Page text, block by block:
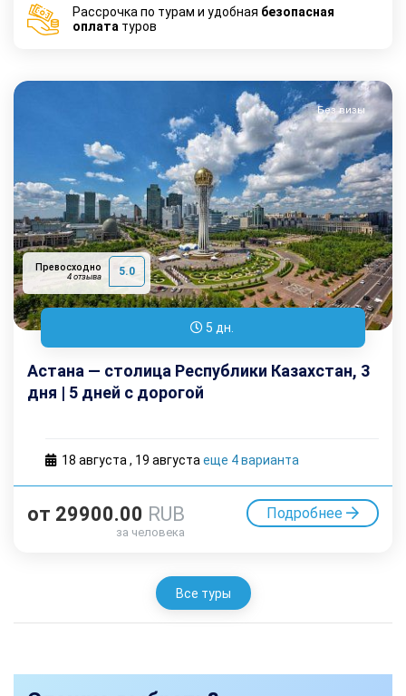
Рассрочка по турам и удобная безопасная
оплата туров
Превосходно
4 отзыва 5.0
Без визы
5 дн.
Астана — столица Республики Казахстан, 3
дня | 5 дней с дорогой
18 августа, 19 августаеще 4 варианта
от 29900.00 RUB
за человека
Подробнее
Все туры